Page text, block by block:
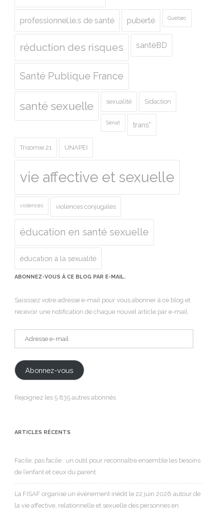
professionnel.le.s de santé puberté Quebec
réduction des risques santéBD
Santé Publique France
santé sexuelle sexualité Sidaction
Sénat trans*
Trisomie 21 UNAPEI
vie affective et sexuelle
violences violences conjugales
éducation en santé sexuelle
éducation à la sexualité
ABONNEZ-VOUS À CE BLOG PAR E-MAIL.
Saisissez votre adresse e-mail pour vous abonner à ce blog et
recevoir une notification de chaque nouvel article par e-mail.
Abonnez-vous
Rejoignez les 5 835 autres abonnés
ARTICLES RÉCENTS
Facile, pas facile : un outil pour reconnaître ensemble les besoins
de l’enfant et ceux du parent
La FISAF organise un événement inédit le 22 juin 2026 autour de
la vie affective, relationnelle et sexuelle des personnes en